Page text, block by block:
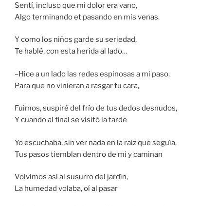
Sentí, incluso que mi dolor era vano,
Algo terminando et pasando en mis venas.
Y como los niños garde su seriedad,
Te hablé, con esta herida al lado…
–Hice a un lado las redes espinosas a mi paso.
Para que no vinieran a rasgar tu cara,
Fuimos, suspiré del frío de tus dedos desnudos,
Y cuando al final se visitó la tarde
Yo escuchaba, sin ver nada en la raíz que seguía,
Tus pasos tiemblan dentro de mi y caminan
Volvimos así al susurro del jardín,
La humedad volaba, oí al pasar